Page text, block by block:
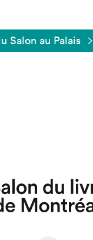
Salon au Palais